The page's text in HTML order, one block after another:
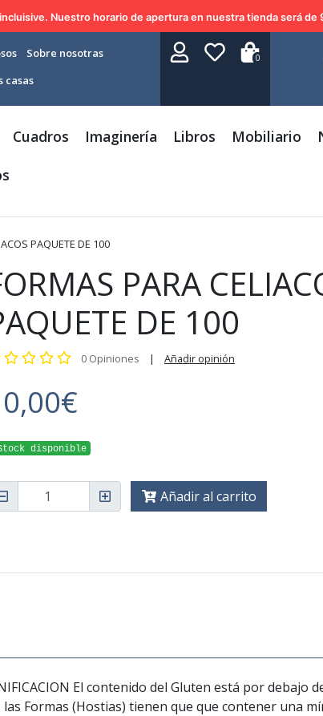
Nuestro horario de apertura en nuestra tienda será
Sobre nosotras
casas
0
Cuadros Imaginería Libros Mobiliario
PAQUETE DE 100
PARA
DE 100
0 Opiniones | Añadir opinión
disponible
Añadir al carrito
El contenido del Gluten está por debajo
Formas (Hostias) tienen que que contener una